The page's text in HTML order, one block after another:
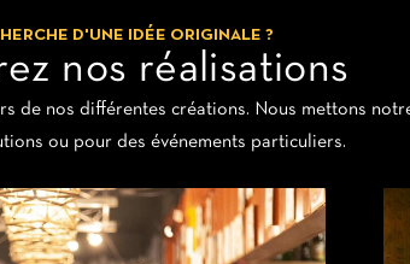
nos réalisations
D'UNE IDÉE ORIGINALE ?
de nos différentes créations. Nous mettons
ou pour des événements particuliers.